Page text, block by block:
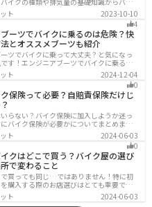
許の取り方、購入、納車、その後のバイ
てサポートします！
ト
2023-10-10
4
ーツでバイクに乗るのは危険？快
とオススメブーツも紹介
ツでバイクに乗って大丈夫？と気になっ
す！エンジニアブーツでバイクに乗るメ
ト、おすすめのブーツまで徹底解説しま
ン性が高く、バイクに乗っている時もそ
かっこよくキメたい人にオススメです。
ト
2024-12-04
0
保険って必要？自賠責保険だけじ
らない？バイク保険に加入しようか迷っ
バイク保険が必要かについてまとめまし
と任意保険の違いについても解説したの
を検討している人は参考にしてくださ
ト
2024-06-03
0
クはどこで買う？バイク屋の選び
で変わること
買っても同じ…ではありません！特に初
購入する際のお店選びはとても重要で
で購入するのがベストなのか？失敗しな
イントをまとめます。
ト 2024-06-03